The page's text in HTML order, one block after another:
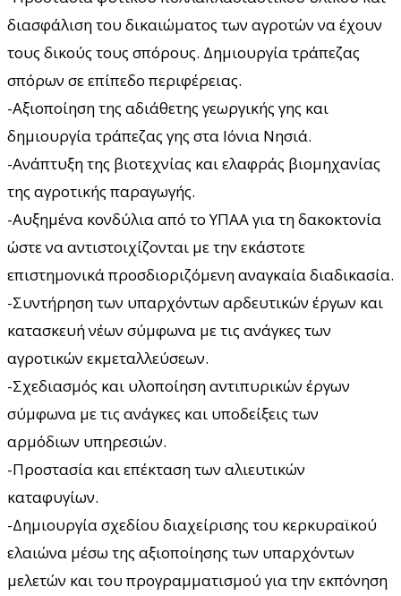
διασφάλιση του δικαιώματος των αγροτών να έχουν
τους δικούς τους σπόρους. Δημιουργία τράπεζας
σπόρων σε επίπεδο περιφέρειας.
-Αξιοποίηση της αδιάθετης γεωργικής γης και
δημιουργία τράπεζας γης στα Ιόνια Νησιά.
-Ανάπτυξη της βιοτεχνίας και ελαφράς βιομηχανίας
της αγροτικής παραγωγής.
-Αυξημένα κονδύλια από το ΥΠΑΑ για τη δακοκτονία
ώστε να αντιστοιχίζονται με την εκάστοτε
επιστημονικά προσδιοριζόμενη αναγκαία διαδικασία.
-Συντήρηση των υπαρχόντων αρδευτικών έργων και
κατασκευή νέων σύμφωνα με τις ανάγκες των
αγροτικών εκμεταλλεύσεων.
-Σχεδιασμός και υλοποίηση αντιπυρικών έργων
σύμφωνα με τις ανάγκες και υποδείξεις των
αρμόδιων υπηρεσιών.
-Προστασία και επέκταση των αλιευτικών
καταφυγίων.
-Δημιουργία σχεδίου διαχείρισης του κερκυραϊκού
ελαιώνα μέσω της αξιοποίησης των υπαρχόντων
μελετών και του προγραμματισμού για την εκπόνηση